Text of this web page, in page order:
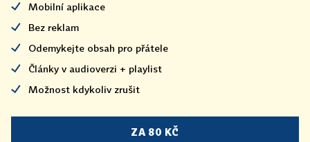
Mobilní aplikace
Bez reklam
Odemykejte obsah pro přátele
Články v audioverzi + playlist
Možnost kdykoliv zrušit
ZA 80 KČ